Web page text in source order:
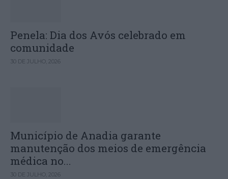
Penela: Dia dos Avós celebrado em
comunidade
30 DE JULHO, 2026
Município de Anadia garante
manutenção dos meios de emergência
médica no...
30 DE JULHO, 2026